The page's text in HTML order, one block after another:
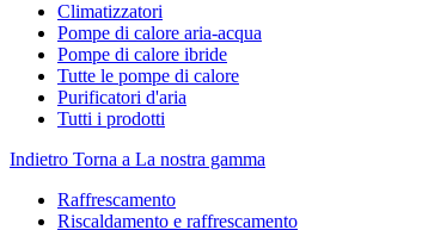
Climatizzatori
Pompe di calore aria-acqua
Pompe di calore ibride
Tutte le pompe di calore
Purificatori d'aria
Tutti i prodotti
Indietro Torna a La nostra gamma
Raffrescamento
Riscaldamento e raffrescamento